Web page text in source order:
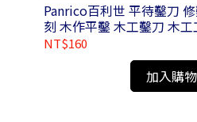
Panrico百利世 平待鑿刀
刻 木作平鑿 木工鑿刀 木
/ 36mm
NT$160
加入購